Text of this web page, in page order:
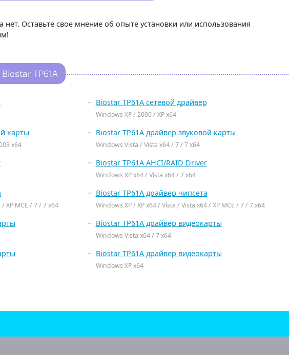
Оставьте свое мнение об опыте установки или использования
TP61A
Biostar TP61A сетевой драйвер
Windows XP / 2000 / XP x64
карты
x64
Biostar TP61A драйвер звуковой карты
Windows Vista / Vista x64 / 7 / 7 x64
Biostar TP61A AHCI/RAID Driver
Windows XP x64 / Vista x64 / 7 x64
XP MCE / 7 / 7 x64
Biostar TP61A драйвер чипсета
Windows XP / XP x64 / Vista / Vista x64 / XP MCE / 7 / 7 x64
Biostar TP61A драйвер видеокарты
Windows Vista x64 / 7 x64
Biostar TP61A драйвер видеокарты
Windows XP x64